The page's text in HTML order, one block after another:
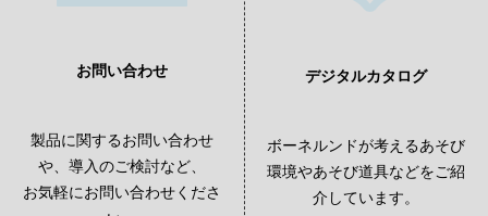
お問い合わせ
製品に関するお問い合わせ
や、導入のご検討など、
お気軽にお問い合わせくださ
デジタルカタログ
ボーネルンドが考えるあそび
環境やあそび道具などをご紹
介しています。